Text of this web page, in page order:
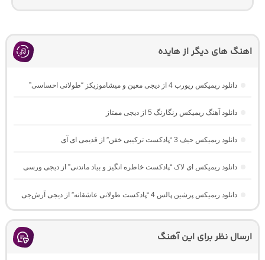
اهنگ های دیگر از هایده
دانلود ریمیکس ریورب 4 از دیجی معین و میشاموزیکز “طولانی احساسی”
دانلود آهنگ ریمیکس رنگارنگ 5 از دیجی ممتاز
دانلود ریمیکس حیف 3 “پادکست ترکیبی خفن” از قدیمی ای آی
دانلود ریمیکس ای لاک “پادکست خاطره انگیز و بیاد ماندنی” از دیجی ورسی
دانلود ریمیکس پرشین پالس 4 “پادکست طولانی عاشقانه” از دیجی آرش‌جی
ارسال نظر برای این آهنگ